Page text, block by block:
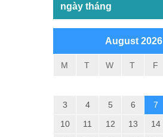
ngày tháng
August 2026
M T W T F
3
4 5 6 7
10
11 12 13 14